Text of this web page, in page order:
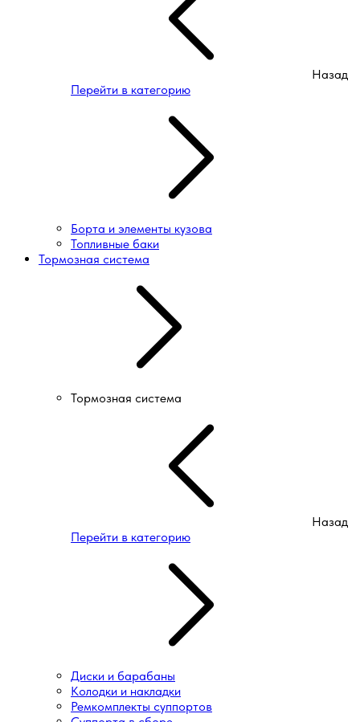
Назад
Перейти в категорию
Борта и элементы кузова
Топливные баки
Тормозная система
Тормозная система
Назад
Перейти в категорию
Диски и барабаны
Колодки и накладки
Ремкомплекты суппортов